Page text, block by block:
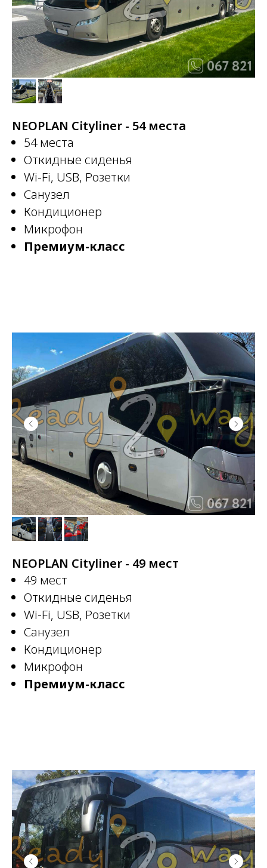
NEOPLAN Cityliner - 54 места
54 места
Откидные сиденья
Wi-Fi, USB, Розетки
Санузел
Кондиционер
Микрофон
Премиум-класс
NEOPLAN Cityliner - 49 мест
49 мест
Откидные сиденья
Wi-Fi, USB, Розетки
Санузел
Кондиционер
Микрофон
Премиум-класс